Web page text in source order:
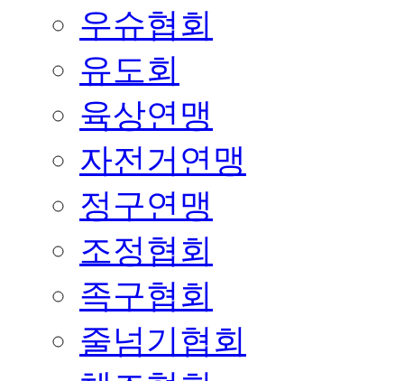
우슈협회
유도회
육상연맹
자전거연맹
정구연맹
조정협회
족구협회
줄넘기협회